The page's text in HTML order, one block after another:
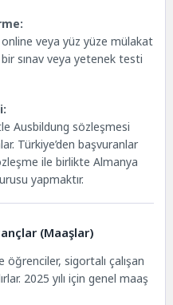
veya yüz yüze mülakat
bir sınav veya yetenek testi
Ausbildung sözleşmesi
Türkiye’den başvuranlar
ile birlikte Almanya
yapmaktır.
(Maaşlar)
öğrenciler, sigortalı çalışan
2025 yılı için genel maaş